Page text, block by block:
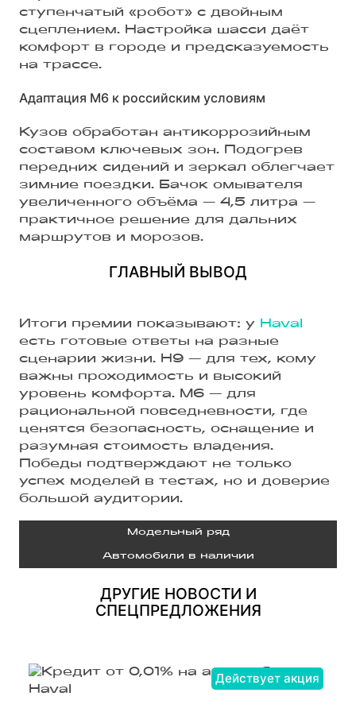
ступенчатый «робот» с двойным
сцеплением. Настройка шасси даёт
комфорт в городе и предсказуемость
на трассе.
Адаптация M6 к российским условиям
Кузов обработан антикоррозийным
составом ключевых зон. Подогрев
передних сидений и зеркал облегчает
зимние поездки. Бачок омывателя
увеличенного объёма — 4,5 литра —
практичное решение для дальних
маршрутов и морозов.
ГЛАВНЫЙ ВЫВОД
Итоги премии показывают: у Haval
есть готовые ответы на разные
сценарии жизни. H9 — для тех, кому
важны проходимость и высокий
уровень комфорта. M6 — для
рациональной повседневности, где
ценятся безопасность, оснащение и
разумная стоимость владения.
Победы подтверждают не только
успех моделей в тестах, но и доверие
большой аудитории.
Модельный ряд
Автомобили в наличии
ДРУГИЕ НОВОСТИ И
СПЕЦПРЕДЛОЖЕНИЯ
Действует акция